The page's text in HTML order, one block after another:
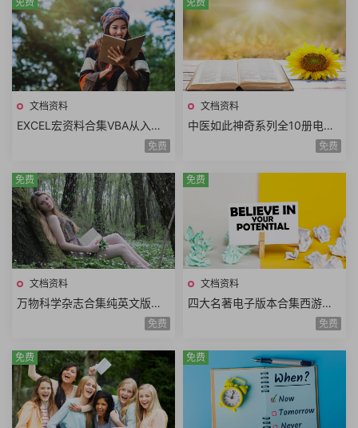
文档资料
EXCEL宏资料合集VBA从入门
到精通一键搞定Excel最强教科
免费
文档资料
中医如此神奇系列全10册电子
高清版拔罐刮痧食疗药膳熏蒸
免费
文档资料
万物科学杂志合集纯英文版青
少年科普读物PDF电子版HowIt
免费
免费
文档资料
四大名著电子版本合集西游记
红楼梦水浒传三国演义漫画版
免费
免费
免费 免费